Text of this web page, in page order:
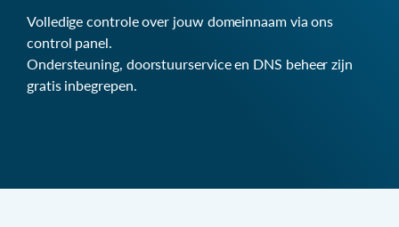
Volledige controle over jouw domeinnaam via ons
control panel.
Ondersteuning, doorstuurservice en DNS beheer zijn
gratis inbegrepen.